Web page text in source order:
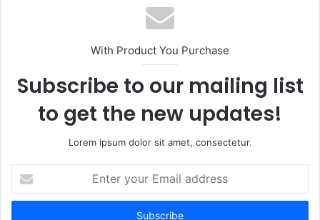
With Product You Purchase
Subscribe to our mailing list
to get the new updates!
Lorem ipsum dolor sit amet, consectetur.
your
Email